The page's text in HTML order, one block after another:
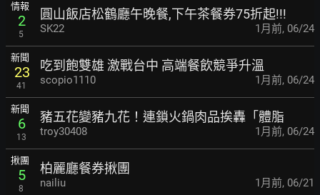
情報
2
5
圓山飯店松鶴廳午晚餐,下午茶餐券75折起!!!
SK22 1月前, 06/24
新聞
23
41
吃到飽雙雄 激戰台中 高端餐飲競爭升溫
scopio1110 1月前, 06/24
新聞
6
13
豬五花變豬九花！連鎖火鍋肉品挨轟「體脂
troy30408 1月前, 06/24
揪團
5
8
柏麗廳餐券揪團
nailiu 1月前, 06/21